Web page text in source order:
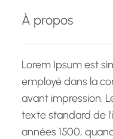
r
c
h
À propos
Lorem Ipsum est
employé dans la
avant impression.
texte standard de
années 1500,